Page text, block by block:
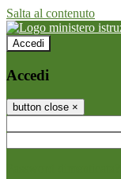
Salta al contenuto
Accedi
Accedi
button close ×